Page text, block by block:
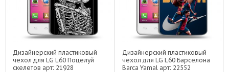
Дизайнерский пластиковый
чехол для LG L60 Поцелуй
скелетов арт: 21928
Дизайнерский пластиковый
чехол для LG L60 Барселона
Barca Yamal арт: 22552